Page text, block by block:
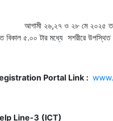
আগামী ২৬,২৭ ও ২৮ মে ২০২৫
বিকাল ৫.০০ টার মধ্যে সশরীরে উপস্থিত
Portal Link :
Line-3 (ICT)